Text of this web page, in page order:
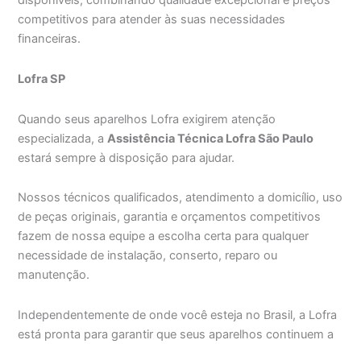
competitivos para atender às suas necessidades
financeiras.
Lofra SP
Quando seus aparelhos Lofra exigirem atenção
especializada, a Assistência Técnica Lofra São Paulo
estará sempre à disposição para ajudar.
Nossos técnicos qualificados, atendimento a domicílio, uso
de peças originais, garantia e orçamentos competitivos
fazem de nossa equipe a escolha certa para qualquer
necessidade de instalação, conserto, reparo ou
manutenção.
Independentemente de onde você esteja no Brasil, a Lofra
está pronta para garantir que seus aparelhos continuem a